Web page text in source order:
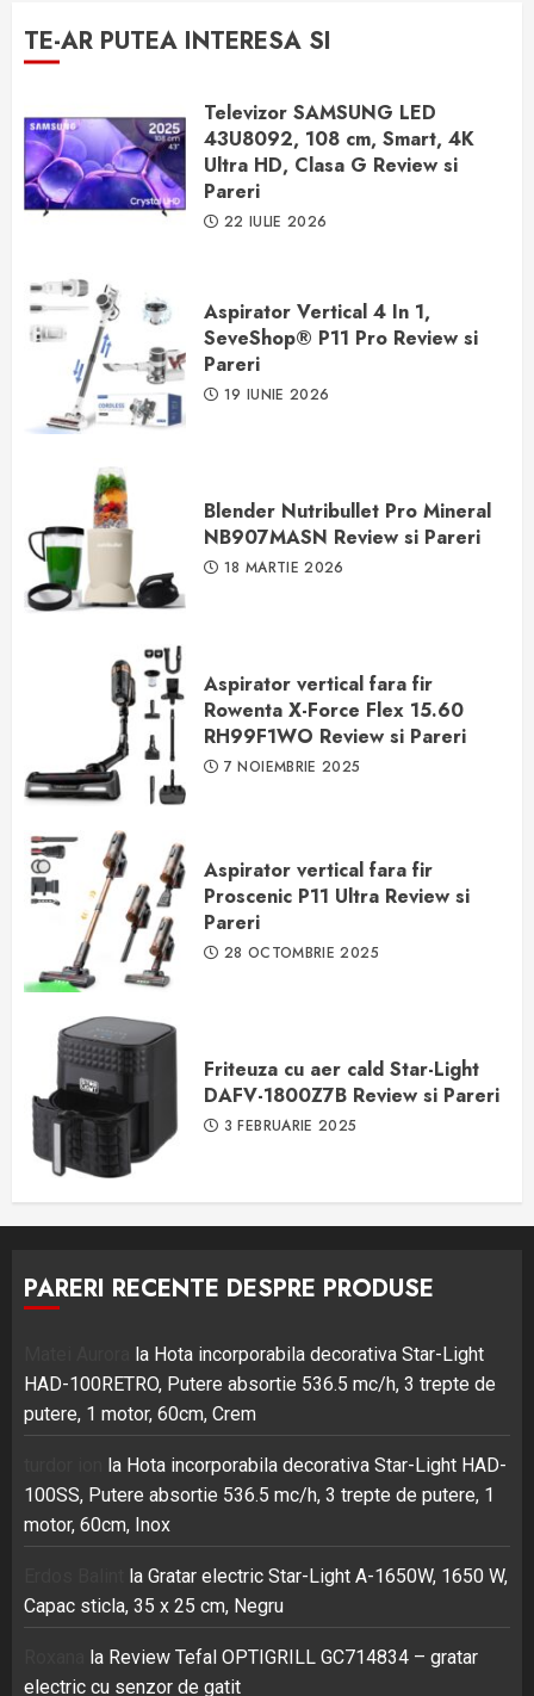
TE-AR PUTEA INTERESA SI
Televizor SAMSUNG LED
43U8092, 108 cm, Smart, 4K
Ultra HD, Clasa G Review si
Pareri
22 IULIE 2026
Aspirator Vertical 4 In 1,
SeveShop® P11 Pro Review si
Pareri
19 IUNIE 2026
Blender Nutribullet Pro Mineral
NB907MASN Review si Pareri
18 MARTIE 2026
Aspirator vertical fara fir
Rowenta X-Force Flex 15.60
RH99F1WO Review si Pareri
7 NOIEMBRIE 2025
Aspirator vertical fara fir
Proscenic P11 Ultra Review si
Pareri
28 OCTOMBRIE 2025
Friteuza cu aer cald Star-Light
DAFV-1800Z7B Review si Pareri
3 FEBRUARIE 2025
PARERI RECENTE DESPRE PRODUSE
la Hota incorporabila decorativa Star-Light
HAD-100RETRO, Putere absortie 536.5 mc/h, 3 trepte de
putere, 1 motor, 60cm, Crem
la Hota incorporabila decorativa Star-Light HAD-
100SS, Putere absortie 536.5 mc/h, 3 trepte de putere, 1
motor, 60cm, Inox
la Gratar electric Star-Light A-1650W, 1650 W,
Capac sticla, 35 x 25 cm, Negru
la Review Tefal OPTIGRILL GC714834 – gratar
electric cu senzor de gatit